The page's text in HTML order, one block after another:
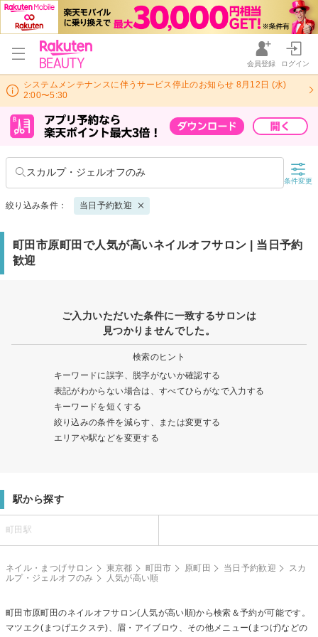
会員登録 ログイン
システムメンテナンスに伴うサービス停止のお知らせ 8月12日 (水)
2:00〜5:30
スカルプ・ジェルオフのみ
条件変更
絞り込み条件： 当日予約歓迎
町田市原町田で人気が高いネイルオフサロン | 当日予約
歓迎
ご入力いただいた条件に一致するサロンは
見つかりませんでした。
検索のヒント
キーワードに誤字、脱字がないか確認する
表記がわからない場合は、すべてひらがなで入力する
キーワードを短くする
絞り込みの条件を減らす、または変更する
エリアや駅などを変更する
駅から探す
町田駅
ネイル・まつげサロン 東京都 町田市 原町田 当日予約歓迎
スカ
ルプ・ジェルオフのみ
人気が高い順
町田市原町田のネイルオフサロン(人気が高い順)から検索＆予約が可能です。
マツエク(まつげエクステ)、眉・アイブロウ、その他メニュー(まつげ)などの